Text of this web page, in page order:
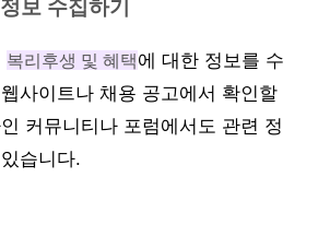
보 수집하기
복리후생 및 혜택에 대한 정보를 수
사이트나 채용 공고에서 확인할
커뮤니티나 포럼에서도 관련 정
습니다.